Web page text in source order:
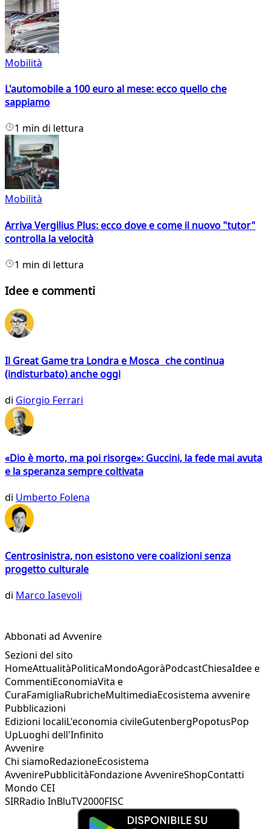
Mobilità
L'automobile a 100 euro al mese: ecco quello che
sappiamo
1 min di lettura
Mobilità
Arriva Vergilius Plus: ecco dove e come il nuovo "tutor"
controlla la velocità
1 min di lettura
Idee e commenti
Il Great Game tra Londra e Mosca che continua
(indisturbato) anche oggi
di Giorgio Ferrari
«Dio è morto, ma poi risorge»: Guccini, la fede mai avuta
e la speranza sempre coltivata
di Umberto Folena
Centrosinistra, non esistono vere coalizioni senza
progetto culturale
di Marco Iasevoli
Abbonati ad Avvenire
Sezioni del sito
HomeAttualitàPoliticaMondoAgoràPodcastChiesaIdee e
CommentiEconomiaVita e
CuraFamigliaRubricheMultimediaEcosistema avvenire
Pubblicazioni
Edizioni localiL'economia civileGutenbergPopotusPop
UpLuoghi dell'Infinito
Avvenire
Chi siamoRedazioneEcosistema
AvvenirePubblicitàFondazione AvvenireShopContatti
Mondo CEI
SIRRadio InBluTV2000FISC